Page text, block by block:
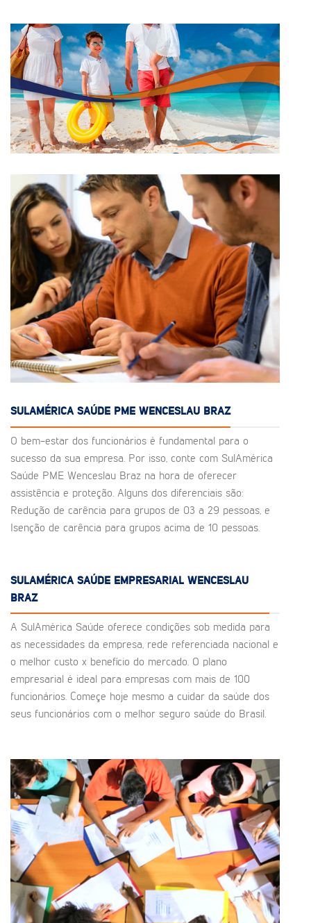
SULAMÉRICA SAÚDE PME WENCESLAU BRAZ
O bem-estar dos funcionários é fundamental para o
sucesso da sua empresa. Por isso, conte com SulAmérica
Saúde PME Wenceslau Braz na hora de oferecer
assistência e proteção. Alguns dos diferenciais são:
Redução de carência para grupos de 03 a 29 pessoas, e
Isenção de carência para grupos acima de 10 pessoas.
SULAMÉRICA SAÚDE EMPRESARIAL WENCESLAU
BRAZ
A SulAmérica Saúde oferece condições sob medida para
as necessidades da empresa, rede referenciada nacional e
o melhor custo x benefício do mercado. O plano
empresarial é ideal para empresas com mais de 100
funcionários. Começe hoje mesmo a cuidar da saúde dos
seus funcionários com o melhor seguro saúde do Brasil.